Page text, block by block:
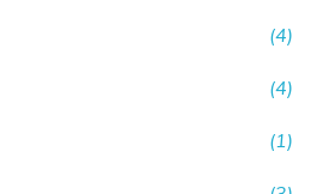
(4)
(4)
(1)